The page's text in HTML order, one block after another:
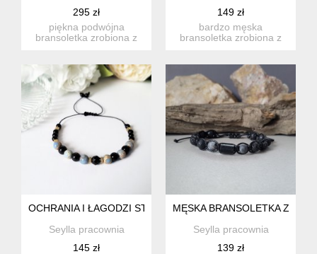
295 zł
piękna podwójna
bransoletka zrobiona z
149 zł
bardzo męska
bransoletka zrobiona z
OCHRANIA I ŁAGODZI STRES- QUEEN OF DARK Z
Seylla pracownia
145 zł
MĘSKA BRANSOLETKA Z
Seylla pracownia
139 zł